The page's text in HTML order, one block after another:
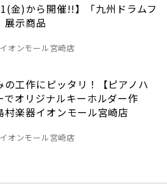
金)から開催!!】「九州ドラムフ
展示商品
イオンモール宮崎店
の工作にピッタリ！【ピアノハ
でオリジナルキーホルダー作
村楽器イオンモール宮崎店
イオンモール宮崎店